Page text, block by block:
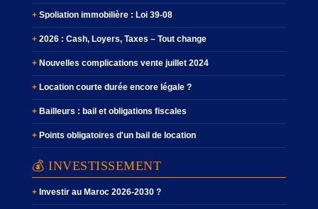
Spoliation immobilière : Loi 39-08
2026 : Cash, Loyers, Taxes – Tout change
Nouvelles complications vente juillet 2024
Location courte durée encore légale ?
Bailleurs : bail et obligations fiscales
Points obligatoires d'un bail de location
💰 INVESTISSEMENT
Investir au Maroc 2026-2030 ?